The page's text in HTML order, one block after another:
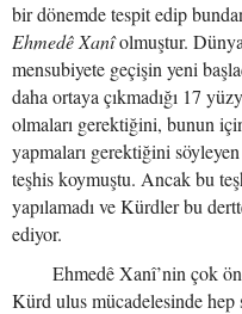
bir dönemde tespit edip
Ehmedê Xanîolmuştur.
mensubiyete geçişin yeni
daha ortaya çıkmadığı 17
olmaları gerektiğini, bunun
yapmaları gerektiğini
teşhis koymuştu. Ancak bu
yapılamadı ve Kürdler bu
ediyor.
Ehmedê Xanî’nin çok
Kürd ulus mücadelesinde